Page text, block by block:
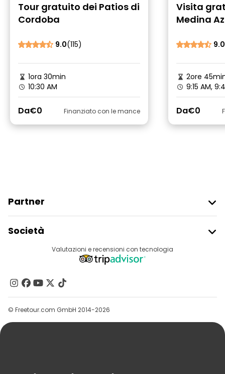
Tour gratuito dei Patios di
Cordoba
9.0(115)
1ora 30min
10:30 AM
Da€0 Finanziato con le mance
Visita
Medina
9.0
2ore
9:15 AM,
Da€0
Partner
Accesso Del Fornitore
Programma Di Affiliazione
Società
Destinazioni
Contattaci
Gruppi
Aiuto
Valutazioni e recensioni con tecnologia
© Freetour.com GmbH 2014-2026